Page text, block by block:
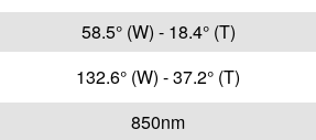
58.5° (W) - 18.4° (T)
132.6° (W) - 37.2° (T)
850nm